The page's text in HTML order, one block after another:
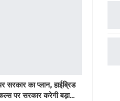
सरकार का प्लान, हाईब्रिड
पर सरकार करेगी बड़ा…